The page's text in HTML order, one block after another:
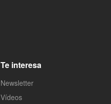
Te interesa
Newsletter
Vídeos